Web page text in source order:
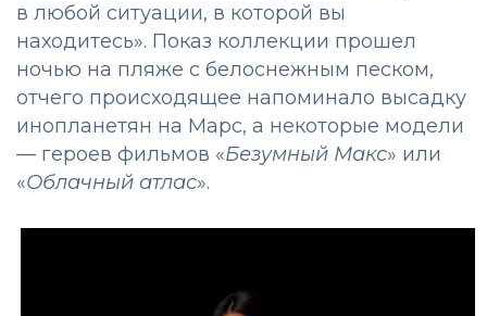
в любой ситуации, в которой вы
находитесь». Показ коллекции прошел
ночью на пляже с белоснежным песком,
отчего происходящее напоминало высадку
инопланетян на Марс, а некоторые модели
— героев фильмов «Безумный Макс» или
«Облачный атлас».